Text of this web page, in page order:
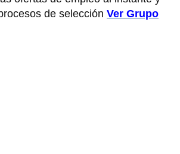
de selección Ver Grupo